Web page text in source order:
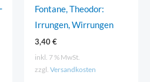
Fontane, Theodor:
Irrungen, Wirrungen
3,40€
inkl. 7 % MwSt.
zzgl. Versandkosten